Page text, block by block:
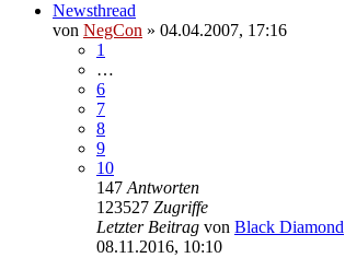
Newsthread
von NegCon » 04.04.2007, 17:16
1
…
6
7
8
9
10
147Antworten
123527 Zugriffe
Letzter Beitrag von Black Diamond
08.11.2016, 10:10